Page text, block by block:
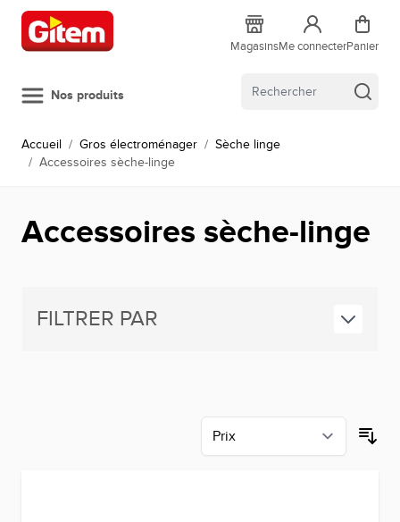
Allez au contenu
MagasinsMe connecterPanier
Nos produits
Accueil / Gros électroménager / Sèche linge
/ Accessoires sèche-linge
Accessoires sèche-linge
FILTRER PAR